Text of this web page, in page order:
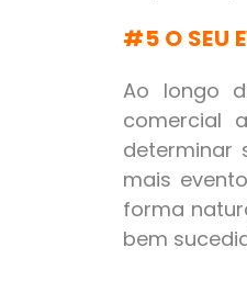
#5 O SEU
Ao longo
comercial
determinar
mais
forma
bem